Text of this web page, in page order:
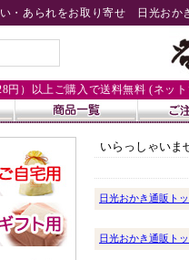
・あられをお取り寄せ 日光おか
）以上ご購入で送料無料 (ネット
いらっしゃい
日光おかき通販ト
日光おかき通販ト